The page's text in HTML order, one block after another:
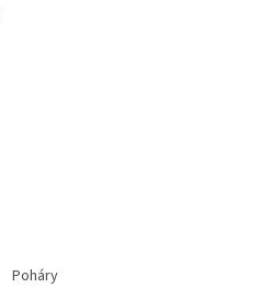
Poháry